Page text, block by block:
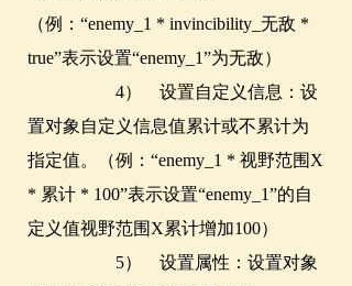
（例：“enemy_1 * invincibility_无敌 *
true”表示设置“enemy_1”为无敌）
4） 设置自定义信息：设
置对象自定义信息值累计或不累计为
指定值。（例：“enemy_1 * 视野范围X
* 累计 * 100”表示设置“enemy_1”的自
定义值视野范围X累计增加100）
5） 设置属性：设置对象